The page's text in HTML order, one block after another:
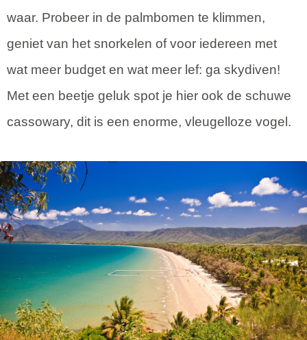
waar. Probeer in de palmbomen te klimmen,
geniet van het snorkelen of voor iedereen met
wat meer budget en wat meer lef: ga skydiven!
Met een beetje geluk spot je hier ook de schuwe
cassowary, dit is een enorme, vleugelloze vogel.